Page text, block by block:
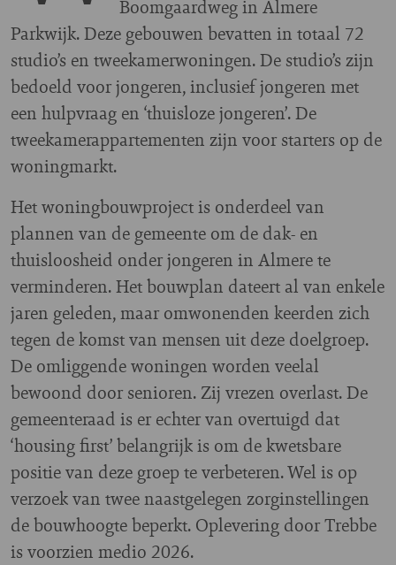
Boomgaardweg in Almere
Parkwijk. Deze gebouwen bevatten in totaal 72
studio’s en tweekamerwoningen. De studio’s zijn
bedoeld voor jongeren, inclusief jongeren met
een hulpvraag en ‘thuisloze jongeren’. De
tweekamerappartementen zijn voor starters op de
woningmarkt.
Het woningbouwproject is onderdeel van
plannen van de gemeente om de dak- en
thuisloosheid onder jongeren in Almere te
verminderen. Het bouwplan dateert al van enkele
jaren geleden, maar omwonenden keerden zich
tegen de komst van mensen uit deze doelgroep.
De omliggende woningen worden veelal
bewoond door senioren. Zij vrezen overlast. De
gemeenteraad is er echter van overtuigd dat
‘housing first’ belangrijk is om de kwetsbare
positie van deze groep te verbeteren. Wel is op
verzoek van twee naastgelegen zorginstellingen
de bouwhoogte beperkt. Oplevering door Trebbe
is voorzien medio 2026.